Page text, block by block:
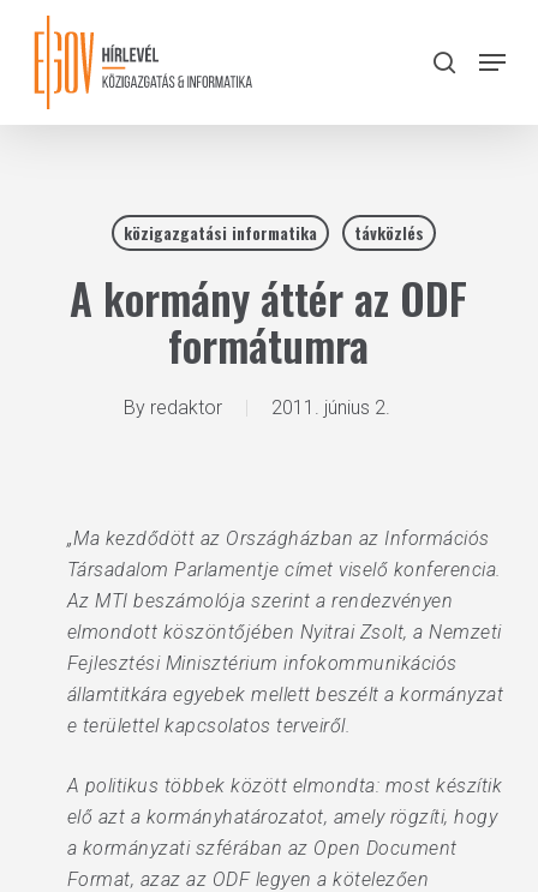
content
search
Menu
közigazgatási informatika távközlés
A kormány áttér az ODF
formátumra
By redaktor 2011. június 2.
„Ma kezdődött az Országházban az Információs
Társadalom Parlamentje címet viselő konferencia.
Az MTI beszámolója szerint a rendezvényen
elmondott köszöntőjében Nyitrai Zsolt, a Nemzeti
Fejlesztési Minisztérium infokommunikációs
államtitkára egyebek mellett beszélt a kormányzat
e területtel kapcsolatos terveiről.
A politikus többek között elmondta: most készítik
elő azt a kormányhatározatot, amely rögzíti, hogy
a kormányzati szférában az Open Document
Format, azaz az ODF legyen a kötelezően
Close